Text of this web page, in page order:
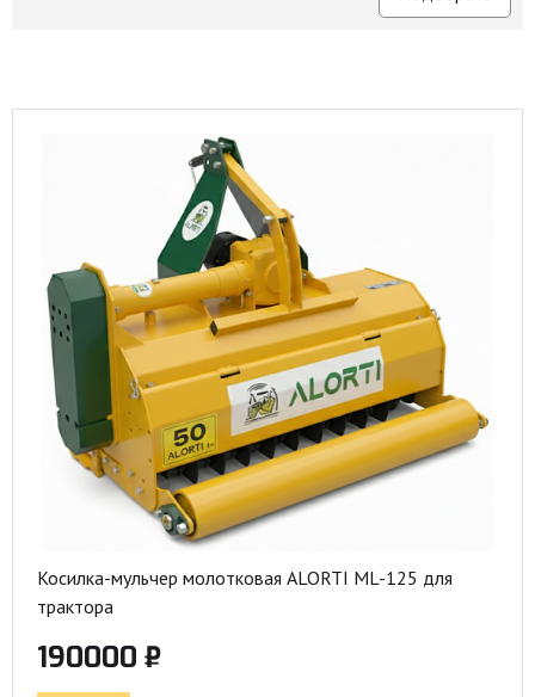
Косилка-мульчер молотковая ALORTI ML-125 для
трактора
190000 ₽